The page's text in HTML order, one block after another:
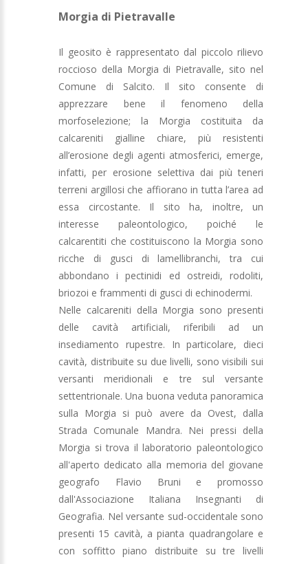
Morgia di Pietravalle
Il geosito è rappresentato dal piccolo rilievo
roccioso della Morgia di Pietravalle, sito nel
Comune di Salcito. Il sito consente di
apprezzare bene il fenomeno della
morfoselezione; la Morgia costituita da
calcareniti gialline chiare, più resistenti
all’erosione degli agenti atmosferici, emerge,
infatti, per erosione selettiva dai più teneri
terreni argillosi che affiorano in tutta l’area ad
essa circostante. Il sito ha, inoltre, un
interesse paleontologico, poiché le
calcarentiti che costituiscono la Morgia sono
ricche di gusci di lamellibranchi, tra cui
abbondano i pectinidi ed ostreidi, rodoliti,
briozoi e frammenti di gusci di echinodermi.
Nelle calcareniti della Morgia sono presenti
delle cavità artificiali, riferibili ad un
insediamento rupestre. In particolare, dieci
cavità, distribuite su due livelli, sono visibili sui
versanti meridionali e tre sul versante
settentrionale. Una buona veduta panoramica
sulla Morgia si può avere da Ovest, dalla
Strada Comunale Mandra. Nei pressi della
Morgia si trova il laboratorio paleontologico
all'aperto dedicato alla memoria del giovane
geografo Flavio Bruni e promosso
dall'Associazione Italiana Insegnanti di
Geografia. Nel versante sud-occidentale sono
presenti 15 cavità, a pianta quadrangolare e
con soffitto piano distribuite su tre livelli